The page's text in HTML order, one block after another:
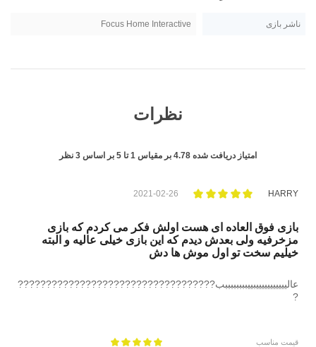
ناشر بازی Focus Home Interactive
نظرات
امتیاز دریافت شده 4.78 بر مقیاس 1تا 5 بر اساس 3 نظر
HARRY
2021-02-26
بازی فوق العاده ای هست اولش فکر می کردم که بازی
مزخرفیه ولی بعدش دیدم که این بازی خیلی عالیه و البته
خیلیم سخت تو اول موش ها دش
عالیییییییییییبییببببببببب???????????????????????????????????
?
قیمت مناسب